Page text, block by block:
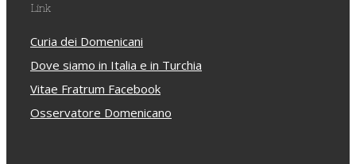
Link
Curia dei Domenicani
Dove siamo in Italia e in Turchia
Vitae Fratrum Facebook
Osservatore Domenicano